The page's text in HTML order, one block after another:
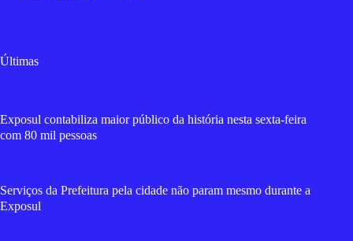
Últimas
Exposul contabiliza maior público da história nesta sexta-feira
com 80 mil pessoas
Serviços da Prefeitura pela cidade não param mesmo durante a
Exposul